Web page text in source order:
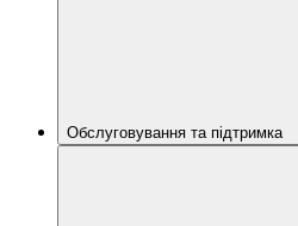
Обслуговування та підтримка